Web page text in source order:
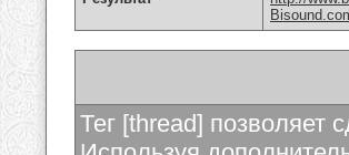
Тег [thread] позволяет